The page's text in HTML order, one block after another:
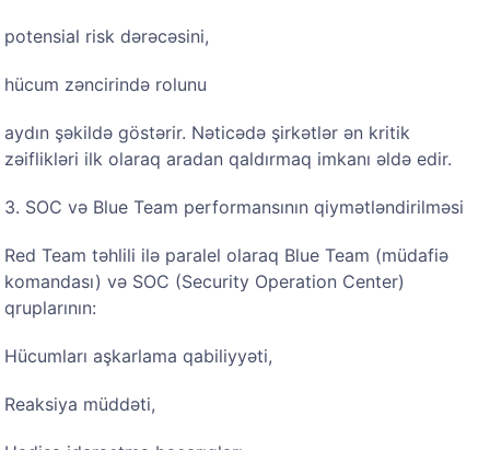
potensial risk dərəcəsini,
hücum zəncirində rolunu
aydın şəkildə göstərir. Nəticədə şirkətlər ən kritik
zəiflikləri ilk olaraq aradan qaldırmaq imkanı əldə edir.
3. SOC və Blue Team performansının qiymətləndirilməsi
Red Team təhlili ilə paralel olaraq Blue Team (müdafiə
komandası) və SOC (Security Operation Center)
qruplarının:
Hücumları aşkarlama qabiliyyəti,
Reaksiya müddəti,